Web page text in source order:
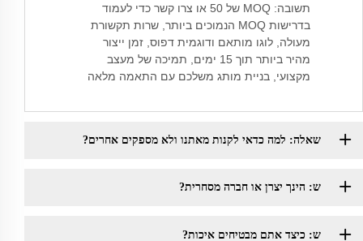
תשובה: MOQ של 50 או צרו קשר כדי לעמוד
בדרישות MOQ הנמוכים ביותר, שרות תקשורת
מעולה, לוגו מותאם ודוגמית דפוס, זמן ייצור
מהיר ביותר תוך 15 ימים, תמיכה של מעצב
מקצועי, בניית מותג משלכם עם התאמה מלאה
שאלה: למה כדאי לקנות מאתנו ולא מספקים אחרים?
ש: הינך יצרן או חברה מסחרית?
ש: כיצד אתם מבטיחים איכות?